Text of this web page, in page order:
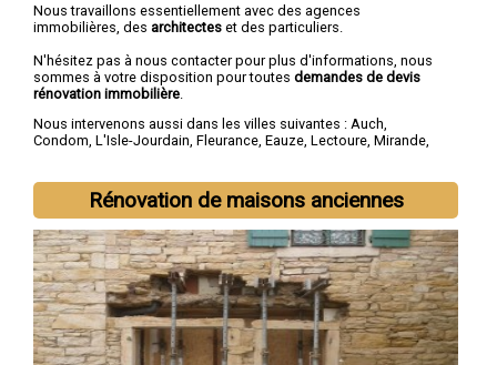
Nous travaillons essentiellement avec des agences
immobilières, des architectes et des particuliers.
N'hésitez pas à nous contacter pour plus d'informations, nous
sommes à votre disposition pour toutes demandes de devis
rénovation immobilière
Nous intervenons aussi dans les villes suivantes : Auch,
Condom, L'Isle-Jourdain, Fleurance, Eauze, Lectoure, Mirande,
Rénovation de maisons anciennes